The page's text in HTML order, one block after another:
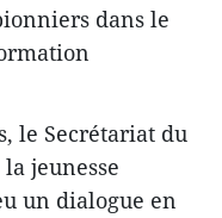
dans le
le Secrétariat du
jeunesse
un dialogue en